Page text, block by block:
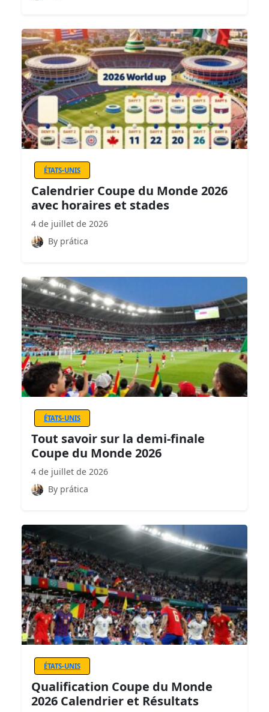
ÉTATS-UNIS
Calendrier Coupe du Monde 2026
avec horaires et stades
4 de juillet de 2026
By prática
ÉTATS-UNIS
Tout savoir sur la demi-finale
Coupe du Monde 2026
4 de juillet de 2026
By prática
ÉTATS-UNIS
Qualification Coupe du Monde
2026 Calendrier et Résultats